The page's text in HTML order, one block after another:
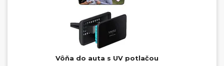
Vôňa do auta s UV potlačou